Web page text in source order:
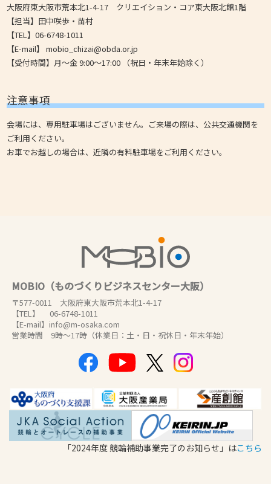
大阪府東大阪市荒本北1-4-17 クリエイション・コア東大阪北館1階
【担当】田中咲歩・苗村
【TEL】06-6748-1011
【E-mail】 mobio_chizai@obda.or.jp
【受付時間】月〜金 9:00〜17:00 （祝日・年末年始除く）
注意事項
会場には、専用駐車場はございません。ご来場の際は、公共交通機関を
ご利用ください。
お車でお越しの場合は、近隣の有料駐車場をご利用ください。
MOBIO（ものづくりビジネスセンター大阪）
〒577-0011 大阪府東大阪市荒本北1-4-17
【TEL】 06-6748-1011
【E-mail】info@m-osaka.com
営業時間 9時～17時（休業日：土・日・祝休日・年末年始）
「2024年度 競輪補助事業完了のお知らせ」はこちら